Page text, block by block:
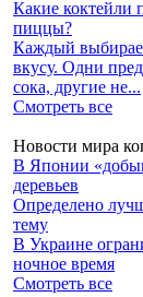
Какие коктейли
пиццы?
Каждый
вкусу. Одни
сока, другие не...
Смотреть все
Новости мира
В Японии
деревьев
Определено
тему
В Украине
ночное время
Смотреть все